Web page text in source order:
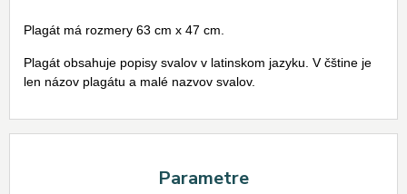
Plagát má rozmery 63 cm x 47 cm.
Plagát obsahuje popisy svalov v latinskom jazyku. V čštine je
len názov plagátu a malé nazvov svalov.
Parametre